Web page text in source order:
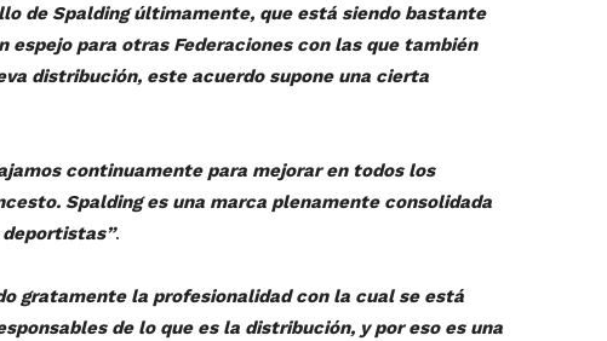
de Spalding últimamente, que está siendo bastante
para otras Federaciones con las que también
distribución, este acuerdo supone una cierta
continuamente para mejorar en todos los
Spalding es una marca plenamente consolidada
.
gratamente la profesionalidad con la cual se está
de lo que es la distribución, y por eso es una